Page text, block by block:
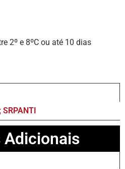
2º e 8ºC ou até 10 dias
SRPANTI